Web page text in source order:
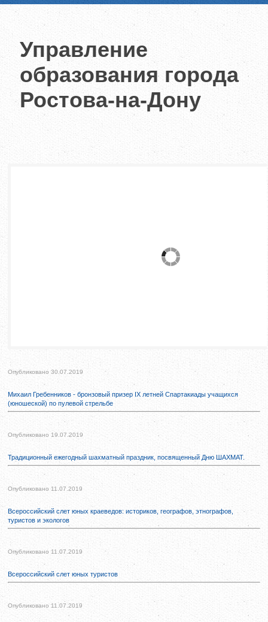
Управление
образования города
Ростова-на-Дону
Опубликовано 30.07.2019
Михаил Гребенников - бронзовый призер IX летней Спартакиады учащихся
(юношеской) по пулевой стрельбе
Опубликовано 19.07.2019
Традиционный ежегодный шахматный праздник, посвященный Дню ШАХМАТ.
Опубликовано 11.07.2019
Всероссийский слет юных краеведов: историков, географов, этнографов,
туристов и экологов
Опубликовано 11.07.2019
Всероссийский слет юных туристов
Опубликовано 11.07.2019